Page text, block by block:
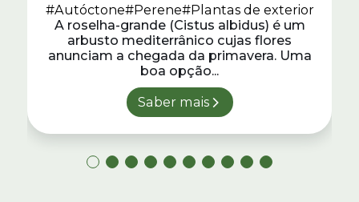
#Autóctone#Perene#Plantas de exterior
A roselha-grande (Cistus albidus) é um
arbusto mediterrânico cujas flores
anunciam a chegada da primavera. Uma
boa opção...
Saber mais